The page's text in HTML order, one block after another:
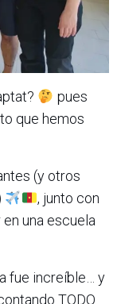
pues
que hemos
(y otros
, junto con
una escuela
fue increíble… y
TODO